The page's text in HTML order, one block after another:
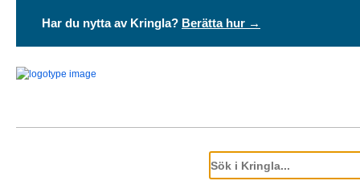
Har du nytta av Kringla? Berätta hur →